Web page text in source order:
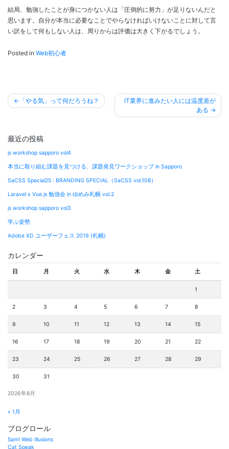
結局、勉強したことが身につかない人は「圧倒的に努力」が足りないんだと
思います。自分が本当に必要なことでやらなければいけないことに対して言
い訳をして何もしない人は、周りからは評価は大きく下がるでしょう。
Posted in Web初心者
投
稿
ビ
ゲ
ー
シ
ョ
「やる気」って何だろうね？
IT業界に進みたい人には温度差が
ある
最近の投稿
js workshop sapporo vol4
本当に取り組む課題を見つける、課題発見ワークショップ in Sapporo
SaCSS Special25 : BRANDING SPECIAL（SaCSS vol.108）
Laravel x Vue.js 勉強会 in ゆめみ札幌 vol.2
js workshop sapporo vol3
学ぶ姿勢
Adobe XD ユーザーフェス 2019 (札幌)
カレンダー
2026年8月
日 月 火 水 木 金 土
1
2 3 4 5 6 7 8
9 10 11 12 13 14 15
16 17 18 19 20 21 22
23 24 25 26 27 28 29
30 31
« 1月
ブログロール
5am! Web Illusions
Cat Speak